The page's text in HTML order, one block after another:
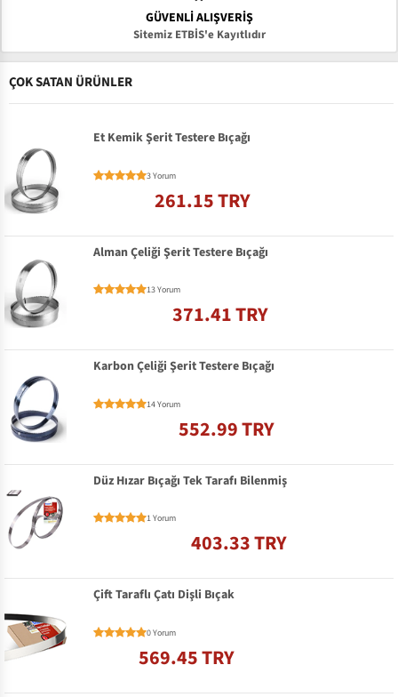
GÜVENLI ALIŞVERIŞ
Sitemiz ETBİS'e Kayıtlıdır
ÇOK SATAN ÜRÜNLER
Et Kemik Şerit Testere Bıçağı
3 Yorum
261.15 TRY
Alman Çeliği Şerit Testere Bıçağı
13 Yorum
371.41 TRY
Karbon Çeliği Şerit Testere Bıçağı
14 Yorum
552.99 TRY
Düz Hızar Bıçağı Tek Tarafı Bilenmiş
1 Yorum
403.33 TRY
Çift Taraflı Çatı Dişli Bıçak
0 Yorum
569.45 TRY